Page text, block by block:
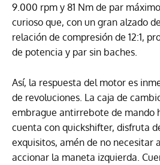
9.000 rpm y 81 Nm de par
curioso que, con un gran alzado
relación de compresión de 12:1,
de potencia y par sin baches.
Así, la respuesta del motor es
de revoluciones. La caja de
embrague antirrebote de mando
cuenta con quickshifter, disfruta
exquisitos, amén de no necesitar
accionar la maneta izquierda.